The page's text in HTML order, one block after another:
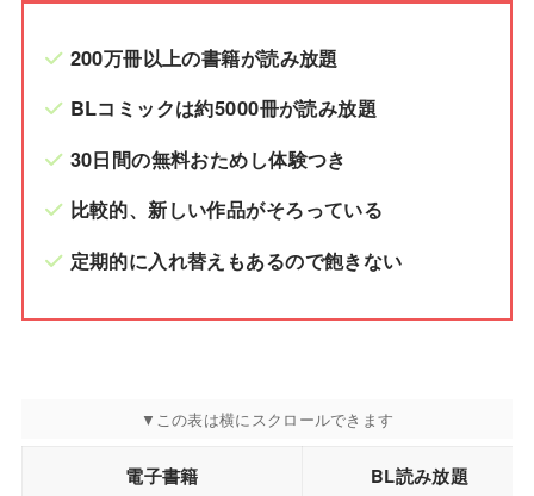
200万冊以上の書籍が読み放題
BLコミックは約5000冊が読み放題
30日間の無料おためし体験つき
比較的、新しい作品がそろっている
定期的に入れ替えもあるので飽きない
電子書籍 BL読み放題